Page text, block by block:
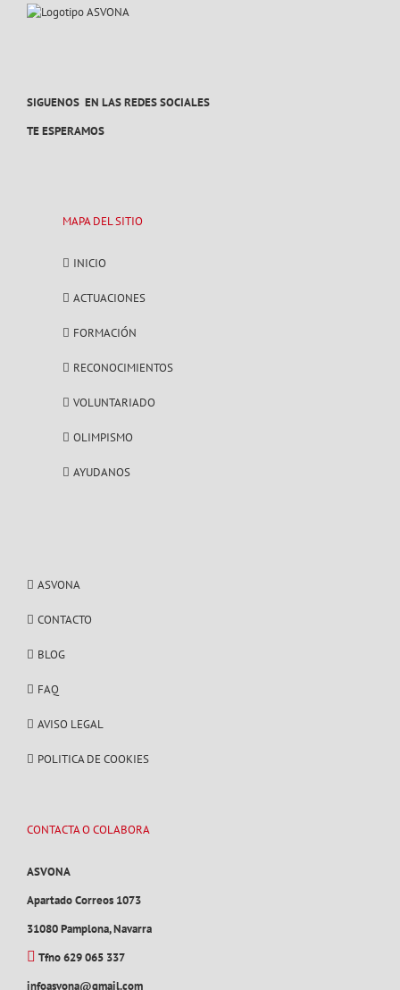
SIGUENOS EN LAS REDES SOCIALES
TE ESPERAMOS
MAPA DEL SITIO
INICIO
ACTUACIONES
FORMACIÓN
RECONOCIMIENTOS
VOLUNTARIADO
OLIMPISMO
AYUDANOS
ASVONA
CONTACTO
BLOG
FAQ
AVISO LEGAL
POLITICA DE COOKIES
CONTACTA O COLABORA
ASVONA
Apartado Correos 1073
31080 Pamplona, Navarra
Tfno 629 065 337
infoasvona@gmail.com